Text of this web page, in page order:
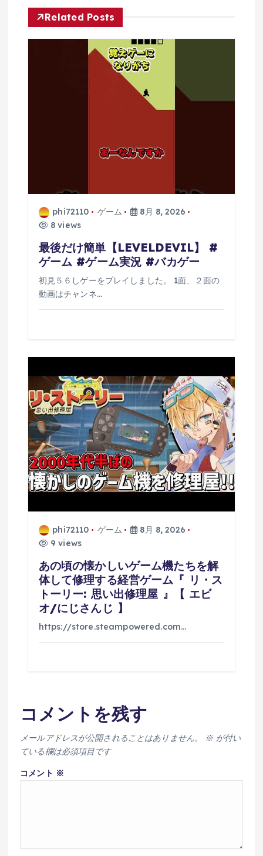
シ
ョ
Related Posts
phi72110 ゲーム
8月 8, 2026
8 views
最後だけ簡単【LEVELDEVIL】 #
ゲーム #ゲーム実況 #バカゲー
初見５６しゲーをプレイしました。 1面、２面の
動画はチャンネ…
phi72110 ゲーム
8月 8, 2026
9 views
あの頃の懐かしいゲーム機たちを解
体して修理する経営ゲーム『 リ・ス
トーリー: 思い出修理屋 』【 エビ
オ/にじさんじ 】
https://store.steampowered.com…
コメントを残す
メールアドレスが公開されることはありません。 ※が付い
ている欄は必須項目です
コメント ※